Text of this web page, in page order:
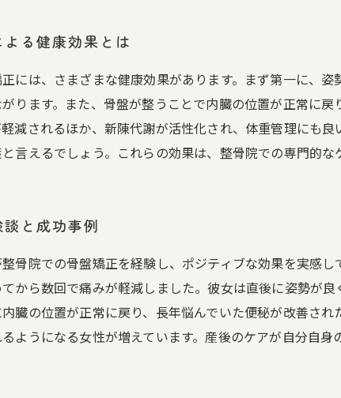
る健康効果とは
には、さまざまな健康効果があります。まず第一に、
ります。また、骨盤が整うことで内臓の位置が正常に
減されるほか、新陳代謝が活性化され、体重管理にも
言えるでしょう。これらの効果は、整骨院での専門的な
と成功事例
骨院での骨盤矯正を経験し、ポジティブな効果を実感
から数回で痛みが軽減しました。彼女は直後に姿勢が
臓の位置が正常に戻り、長年悩んでいた便秘が改善さ
ようになる女性が増えています。産後のケアが自分自